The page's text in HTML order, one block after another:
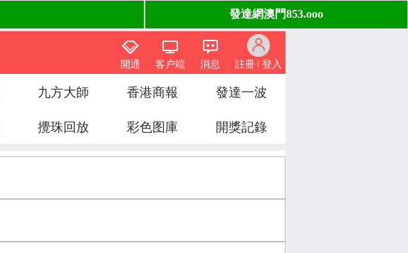
註冊 登入
消息
客户端
開通
九方大師 香港商報
發達一波
攪珠回放 彩色图庫 開獎記錄